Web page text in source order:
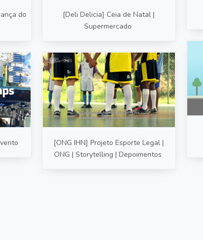
do
[Deli Delicia] Ceia de Natal |
Supermercado
[ONG IHN] Projeto Esporte Legal |
ONG | Storytelling | Depoimentos